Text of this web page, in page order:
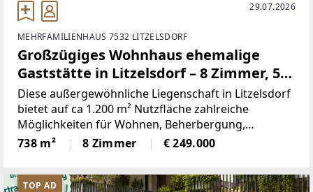
29.07.2026
MEHRFAMILIENHAUS 7532 LITZELSDORF
Großzügiges Wohnhaus ehemalige
Gaststätte in Litzelsdorf – 8 Zimmer, 5
Parkplätze & vielseitige
Nutzungsmöglichkeiten
Diese außergewöhnliche Liegenschaft in Litzelsdorf
bietet auf ca 1.200 m² Nutzfläche zahlreiche
Möglichkeiten für Wohnen, Beherbergung,
Veranstaltungen oder Seminare. Das großzügige
Gebäude vereint Wohnkomfort mit vielfältigen
gewerblichen Nutzungsmöglichkeiten
738 m² 8 Zimmer € 249.000
TOP AD